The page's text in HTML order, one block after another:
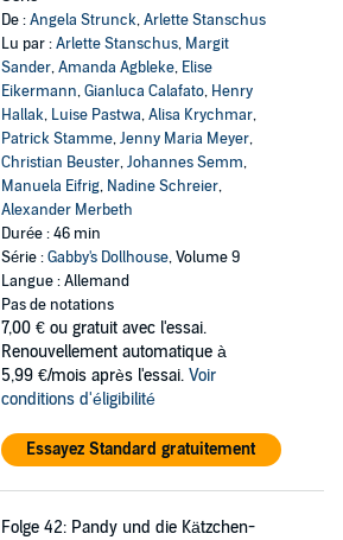
De :Angela Strunck,Arlette Stanschus
Lu par :Arlette Stanschus, Margit
Sander,Amanda Agbleke, Elise
Eikermann,Gianluca Calafato, Henry
Hallak, Luise Pastwa,Alisa Krychmar,
Patrick Stamme,Jenny Maria Meyer,
Christian Beuster,Johannes Semm,
Manuela Eifrig, Nadine Schreier,
Alexander Merbeth
Durée : 46 min
Série :Gabby's Dollhouse, Volume 9
Langue : Allemand
Pas de notations
7,00 € ou gratuit avec l'essai.
Renouvellement automatique à
5,99 €/mois après l'essai. Voir
conditions d'éligibilité
Essayez Standard gratuitement
Folge 42: Pandy und die Kätzchen-